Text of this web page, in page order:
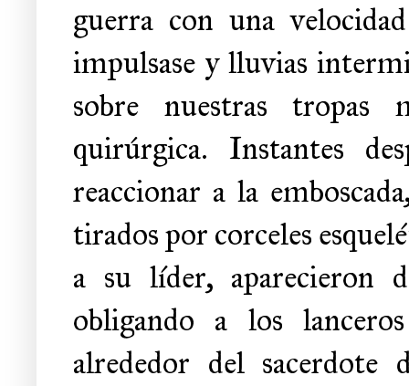
guerra con una
impulsase y lluvias
sobre nuestras tropas
quirúrgica. Instantes
reaccionar a la
tirados por corceles
a su líder, aparecieron
obligando a los
alrededor del sacerdote